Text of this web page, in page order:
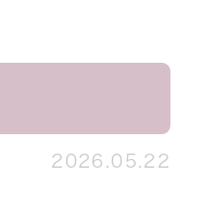
2026.05.22